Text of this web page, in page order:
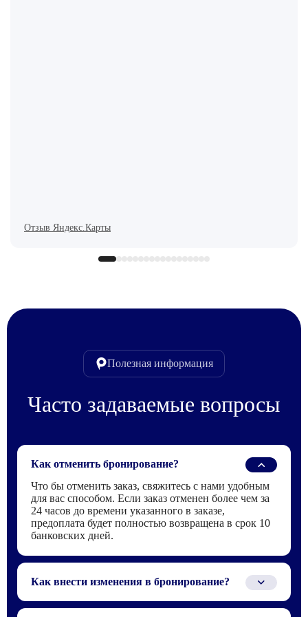
Отзыв Яндекс.Карты
Полезная информация
Часто задаваемые вопросы
Как отменить бронирование?
Что бы отменить заказ, свяжитесь с нами удобным
для вас способом. Если заказ отменен более чем за
24 часов до времени указанного в заказе,
предоплата будет полностью возвращена в срок 10
банковских дней.
Как внести изменения в бронирование?
Для того что бы внести изменения в заказ,